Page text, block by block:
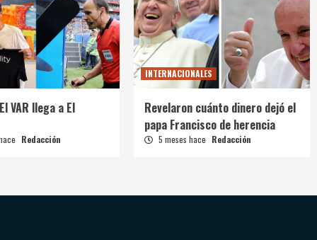
VAR llega a El
Redacción
INTERNACIONALES
Revelaron cuánto dinero dejó el
papa Francisco de herencia
5 meses hace Redacción